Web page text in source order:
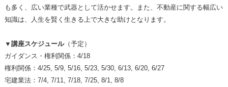
も多く、広い業種で武器として活かせます。
また、不動産に関する幅広い
知識は、人生を賢く生きる上で大きな助けとなります。
▼講座スケジュール（予定）
ガイダンス・権利関係：4/18
権利関係：4/25, 5/9, 5/16, 5/23, 5/30, 6/13, 6/20, 6/27
宅建業法：7/4, 7/11, 7/18, 7/25, 8/1, 8/8